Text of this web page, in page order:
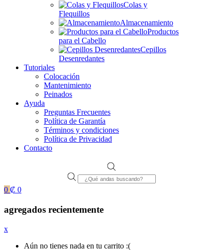
Colas y
Flequillos
Almacenamiento
Productos
para el Cabello
Cepillos
Desenredantes
Tutoriales
Colocación
Mantenimiento
Peinados
Ayuda
Preguntas Frecuentes
Política de Garantía
Términos y condiciones
Política de Privacidad
Contacto
Products
search
0 ₡ 0
agregados recientemente
x
Aún no tienes nada en tu carrito :(